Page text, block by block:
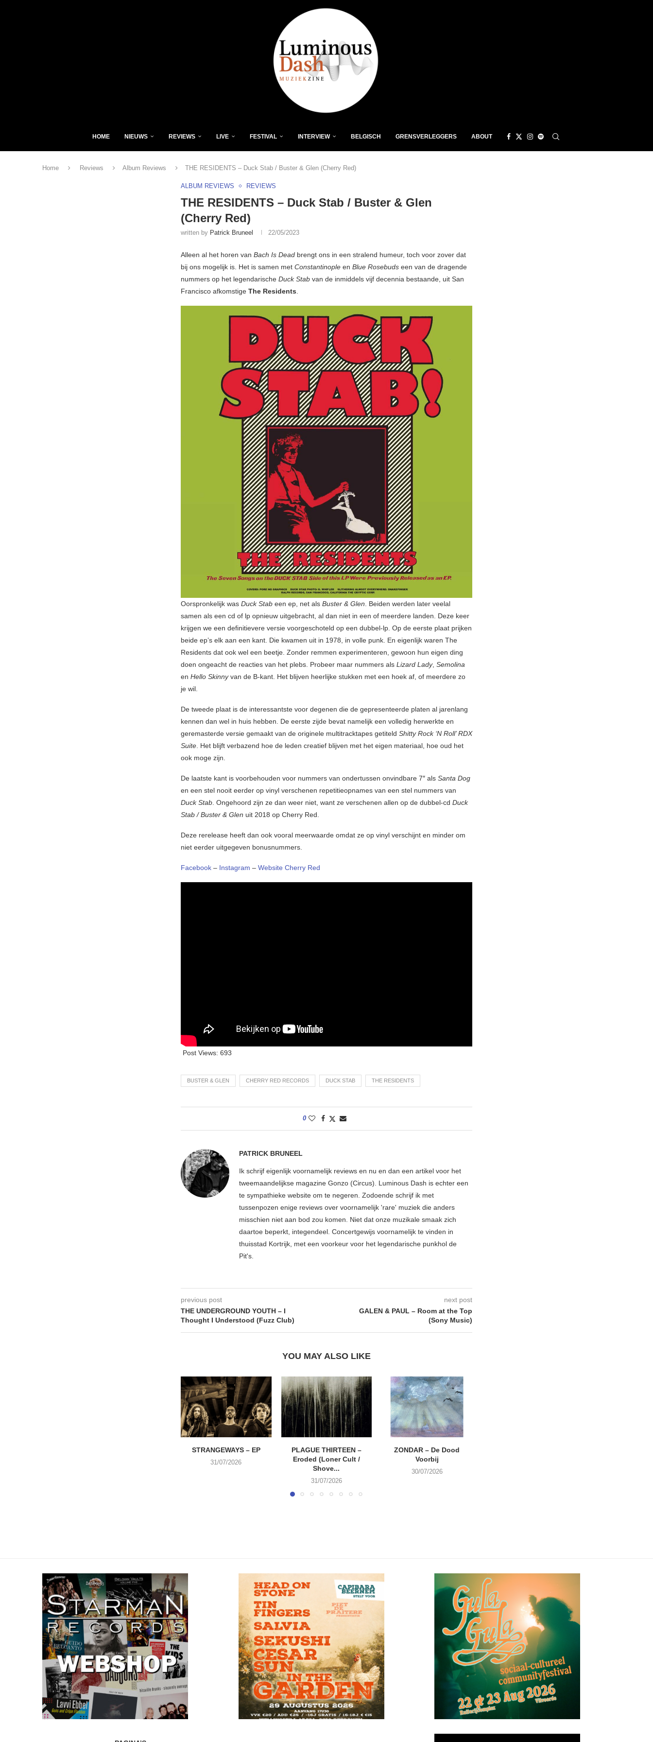
HOME NIEUWS REVIEWS LIVE FESTIVAL INTERVIEW BELGISCH GRENSVERLEGGERS ABOUT
Home Reviews Album Reviews THE RESIDENTS – Duck Stab / Buster & Glen (Cherry Red)
ALBUM REVIEWS REVIEWS
THE RESIDENTS – Duck Stab / Buster & Glen
(Cherry Red)
written by Patrick Bruneel 22/05/2023
Alleen al het horen van Bach Is Dead brengt ons in een stralend humeur, toch voor zover dat
bij ons mogelijk is. Het is samen met Constantinople en Blue Rosebuds een van de dragende
nummers op het legendarische Duck Stab van de inmiddels vijf decennia bestaande, uit San
Francisco afkomstige The Residents.
Oorspronkelijk was Duck Stab een ep, net als Buster & Glen . Beiden werden later veelal
samen als een cd of lp opnieuw uitgebracht, al dan niet in een of meerdere landen. Deze keer
krijgen we een definitievere versie voorgeschoteld op een dubbel-lp. Op de eerste plaat prijken
beide ep’s elk aan een kant. Die kwamen uit in 1978, in volle punk. En eigenlijk waren The
Residents dat ook wel een beetje. Zonder remmen experimenteren, gewoon hun eigen ding
doen ongeacht de reacties van het plebs. Probeer maar nummers als Lizard Lady, Semolina
en Hello Skinnyvan de B-kant. Het blijven heerlijke stukken met een hoek af, of meerdere zo
je wil.
De tweede plaat is de interessantste voor degenen die de gepresenteerde platen al jarenlang
kennen dan wel in huis hebben. De eerste zijde bevat namelijk een volledig herwerkte en
geremasterde versie gemaakt van de originele multitracktapes getiteld Shitty Rock ‘N Roll’ RDX
Suite . Het blijft verbazend hoe de leden creatief blijven met het eigen materiaal, hoe oud het
ook moge zijn.
De laatste kant is voorbehouden voor nummers van ondertussen onvindbare 7″ als Santa Dog
en een stel nooit eerder op vinyl verschenen repetitieopnames van een stel nummers van
Duck Stab . Ongehoord zijn ze dan weer niet, want ze verschenen allen op de dubbel-cd Duck
Stab / Buster & Glen uit 2018 op Cherry Red.
Deze rerelease heeft dan ook vooral meerwaarde omdat ze op vinyl verschijnt en minder om
niet eerder uitgegeven bonusnummers.
Facebook – Instagram – Website Cherry Red
Post Views: 693
BUSTER & GLEN CHERRY RED RECORDS DUCK STAB THE RESIDENTS
0
PATRICK BRUNEEL
Ik schrijf eigenlijk voornamelijk reviews en nu en dan een artikel voor het
tweemaandelijkse magazine Gonzo (Circus). Luminous Dash is echter een
te sympathieke website om te negeren. Zodoende schrijf ik met
tussenpozen enige reviews over voornamelijk 'rare' muziek die anders
misschien niet aan bod zou komen. Niet dat onze muzikale smaak zich
daartoe beperkt, integendeel. Concertgewijs voornamelijk te vinden in
thuisstad Kortrijk, met een voorkeur voor het legendarische punkhol de
Pit's.
previous post
THE UNDERGROUND YOUTH – I
Thought I Understood (Fuzz Club)
next post
GALEN & PAUL – Room at the Top
(Sony Music)
YOU MAY ALSO LIKE
STRANGEWAYS – EP
31/07/2026
PLAGUE THIRTEEN –
Eroded (Loner Cult /
Shove...
31/07/2026
ZONDAR – De Dood
Voorbij
30/07/2026